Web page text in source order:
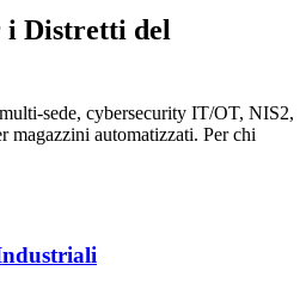
Distretti del
sede, cybersecurity IT/OT, NIS2,
magazzini automatizzati. Per chi